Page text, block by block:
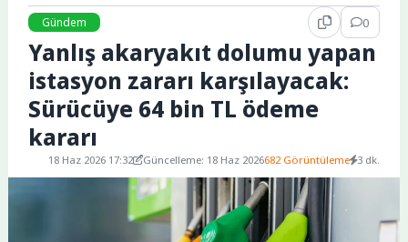
Gündem 0
Yanlış akaryakıt dolumu yapan
istasyon zararı karşılayacak:
Sürücüye 64 bin TL ödeme
kararı
18 Haz 2026 17:32 Güncelleme: 18 Haz 2026682 Görüntüleme 3 dk.